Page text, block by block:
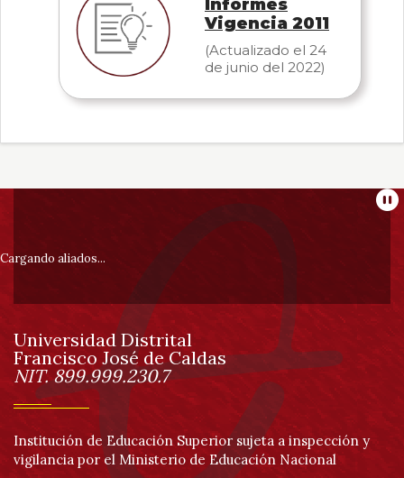
Informes
Vigencia 2011
(Actualizado el 24
de junio del 2022)
Información
pie
de
página
Cargando aliados...
Información
Universidad Distrital
Francisco José de Caldas
NIT. 899.999.230.7
Institución de Educación Superior sujeta a inspección y
vigilancia por el Ministerio de Educación Nacional